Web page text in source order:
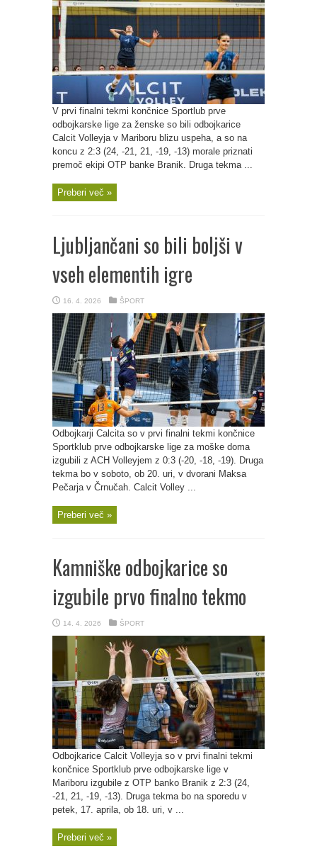
V prvi finalni tekmi končnice Sportlub prve
odbojkarske lige za ženske so bili odbojkarice
Calcit Volleyja v Mariboru blizu uspeha, a so na
koncu z 2:3 (24, -21, 21, -19, -13) morale priznati
premoč ekipi OTP banke Branik. Druga tekma ...
Preberi več »
Ljubljančani so bili boljši v
vseh elementih igre
16. 4. 2026 ŠPORT
Odbojkarji Calcita so v prvi finalni tekmi končnice
Sportklub prve odbojkarske lige za moške doma
izgubili z ACH Volleyjem z 0:3 (-20, -18, -19). Druga
tekma bo v soboto, ob 20. uri, v dvorani Maksa
Pečarja v Črnučah. Calcit Volley ...
Preberi več »
Kamniške odbojkarice so
izgubile prvo finalno tekmo
14. 4. 2026 ŠPORT
Odbojkarice Calcit Volleyja so v prvi finalni tekmi
končnice Sportklub prve odbojkarske lige v
Mariboru izgubile z OTP banko Branik z 2:3 (24,
-21, 21, -19, -13). Druga tekma bo na sporedu v
petek, 17. aprila, ob 18. uri, v ...
Preberi več »